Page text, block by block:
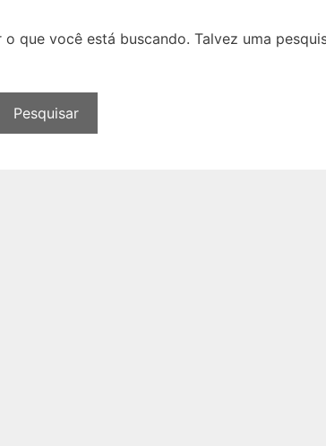
que você está buscando. Talvez uma